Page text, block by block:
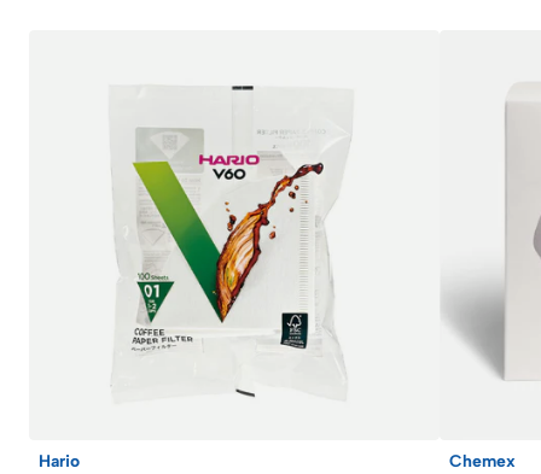
Hario Chemex